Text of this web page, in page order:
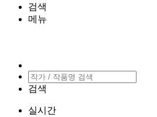
검색
메뉴
검색
실시간